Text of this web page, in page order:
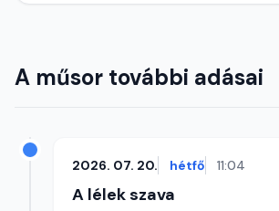
A műsor további adásai
2026. 07. 20. hétfő 11:04
A lélek szava